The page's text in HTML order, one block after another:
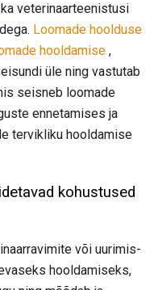
veterinaarteenistusi
Loomade hoolduse
hooldamise ,
üle ning vastutab
seisneb loomade
ennetamises ja
tervikliku hooldamise
kohustused
või uurimis-
hooldamiseks,